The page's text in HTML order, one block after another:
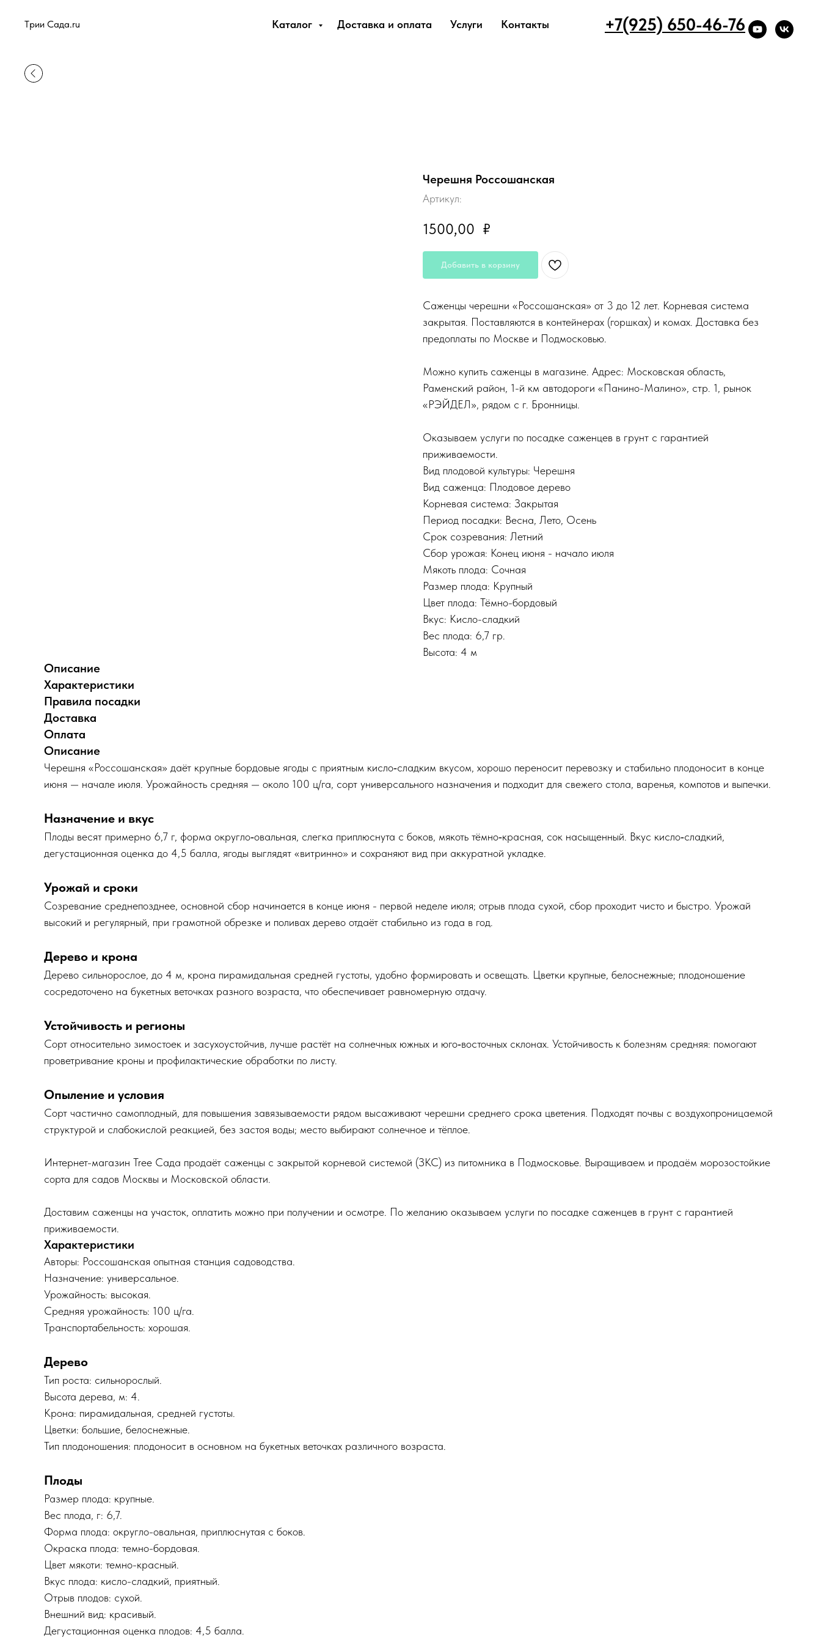
Tрии Сада.ru Каталог Доставка и оплата Услуги Контакты +7(925) 650-46-76
Черешня Россошанская
Артикул:
1500,00 ₽
Добавить в корзину
Саженцы черешни «Россошанская» от 3 до 12 лет. Корневая система
закрытая. Поставляются в контейнерах (горшках) и комах. Доставка без
предоплаты по Москве и Подмосковью.
Можно купить саженцы в магазине. Адрес: Московская область,
Раменский район, 1-й км автодороги «Панино-Малино», стр. 1, рынок
«РЭЙДЕЛ», рядом с г. Бронницы.
Оказываем услуги по посадке саженцев в грунт с гарантией
приживаемости.
Вид плодовой культуры: Черешня
Вид саженца: Плодовое дерево
Корневая система: Закрытая
Период посадки: Весна, Лето, Осень
Срок созревания: Летний
Сбор урожая: Конец июня - начало июля
Мякоть плода: Сочная
Размер плода: Крупный
Цвет плода: Тёмно-бордовый
Вкус: Кисло-сладкий
Вес плода: 6,7 гр.
Высота: 4 м
Описание
Характеристики
Правила посадки
Доставка
Оплата
Описание
Черешня «Россошанская» даёт крупные бордовые ягоды с приятным кисло‑сладким вкусом, хорошо переносит перевозку и стабильно плодоносит в конце
июня — начале июля. Урожайность средняя — около 100 ц/га, сорт универсального назначения и подходит для свежего стола, варенья, компотов и выпечки.​
Назначение и вкус
Плоды весят примерно 6,7 г, форма округло‑овальная, слегка приплюснута с боков, мякоть тёмно‑красная, сок насыщенный. Вкус кисло‑сладкий,
дегустационная оценка до 4,5 балла, ягоды выглядят «витринно» и сохраняют вид при аккуратной укладке.​
Урожай и сроки
Созревание среднепозднее, основной сбор начинается в конце июня - первой неделе июля; отрыв плода сухой, сбор проходит чисто и быстро. Урожай
высокий и регулярный, при грамотной обрезке и поливах дерево отдаёт стабильно из года в год.​
Дерево и крона
Дерево сильнорослое, до 4 м, крона пирамидальная средней густоты, удобно формировать и освещать. Цветки крупные, белоснежные; плодоношение
сосредоточено на букетных веточках разного возраста, что обеспечивает равномерную отдачу.​
Устойчивость и регионы
Сорт относительно зимостоек и засухоустойчив, лучше растёт на солнечных южных и юго‑восточных склонах. Устойчивость к болезням средняя: помогают
проветривание кроны и профилактические обработки по листу.​
Опыление и условия
Сорт частично самоплодный, для повышения завязываемости рядом высаживают черешни среднего срока цветения. Подходят почвы с воздухопроницаемой
структурой и слабокислой реакцией, без застоя воды; место выбирают солнечное и тёплое.​
Интернет-магазин Tree Сада продаёт саженцы с закрытой корневой системой (ЗКС) из питомника в Подмосковье. Выращиваем и продаём морозостойкие
сорта для садов Москвы и Московской области.
Доставим саженцы на участок, оплатить можно при получении и осмотре. По желанию оказываем услуги по посадке саженцев в грунт с гарантией
приживаемости.
Характеристики
Авторы: Россошанская опытная станция садоводства.
Назначение: универсальное.
Урожайность: высокая.
Средняя урожайность: 100 ц/га.
Транспортабельность: хорошая.
Дерево
Тип роста: сильнорослый.
Высота дерева, м: 4.
Крона: пирамидальная, средней густоты.
Цветки: большие, белоснежные.
Тип плодоношения: плодоносит в основном на букетных веточках различного возраста.
Плоды
Размер плода: крупные.
Вес плода, г: 6,7.
Форма плода: округло-овальная, приплюснутая с боков.
Окраска плода: темно-бордовая.
Цвет мякоти: темно-красный.
Вкус плода: кисло-сладкий, приятный.
Отрыв плодов: сухой.
Внешний вид: красивый.
Дегустационная оценка плодов: 4,5 балла.